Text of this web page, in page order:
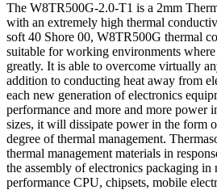
The W8TR500G-2.0-T1 is a 2mm
with an extremely high thermal
soft 40 Shore 00, W8TR500G thermal
suitable for working environments where
greatly. It is able to overcome virtually
addition to conducting heat away from
each new generation of electronics
performance and more and more power
sizes, it will dissipate power in the form
degree of thermal management.
thermal management materials in
the assembly of electronics packaging
performance CPU, chipsets, mobile